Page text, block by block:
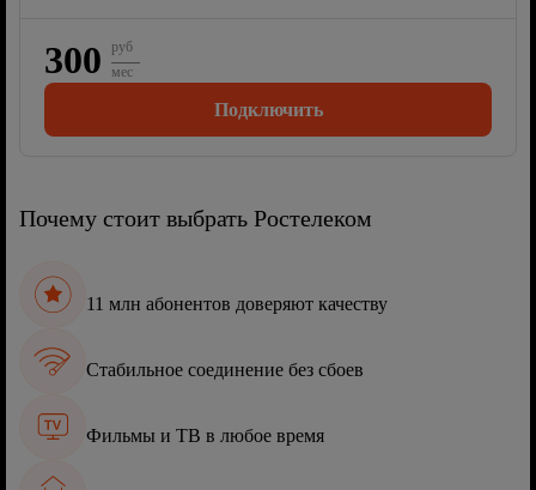
300
руб
мес
Подключить
Почему стоит выбрать Ростелеком
11 млн абонентов доверяют качеству
Стабильное соединение без сбоев
Фильмы и ТВ в любое время